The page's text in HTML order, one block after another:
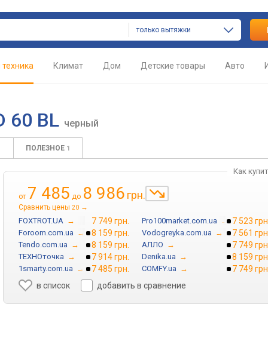
только вытяжки
Климат Дом Детские товары Авто
60 BL черный
ПОЛЕЗНОЕ 1
Как
от 7 485 до 8 986 грн.
Сравнить цены 20 →
FOXTROT.UA → 7 749 грн. Pro100market.com.ua → 7 523 грн.
Foroom.com.ua → 8 159 грн. Vodogreyka.com.ua → 7 561 грн.
Tendo.com.ua → 8 159 грн. АЛЛО → 7 749 грн.
ТЕХНОточка → 7 914 грн. Denika.ua → 8 159 грн.
1smarty.com.ua → 7 485 грн. COMFY.ua →
7 749 грн.
в список
добавить в сравнение